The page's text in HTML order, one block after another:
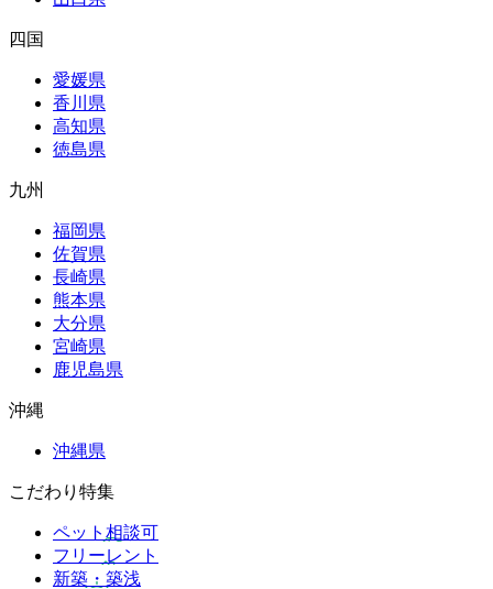
四国
愛媛県
香川県
高知県
徳島県
九州
福岡県
佐賀県
長崎県
熊本県
大分県
宮崎県
鹿児島県
沖縄
沖縄県
こだわり特集
ペット相談可
フリーレント
新築・築浅